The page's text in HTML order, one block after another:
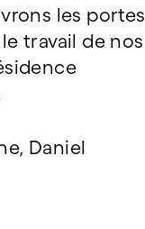
les portes
travail de nos
Daniel